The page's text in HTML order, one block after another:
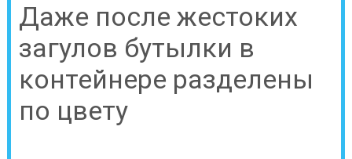
Даже после жестоких
загулов бутылки в
контейнере разделены
по цвету